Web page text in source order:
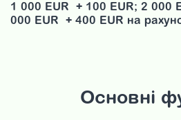
1 000 EUR + 100 EUR; 2 000
000 EUR + 400 EUR на
Основні